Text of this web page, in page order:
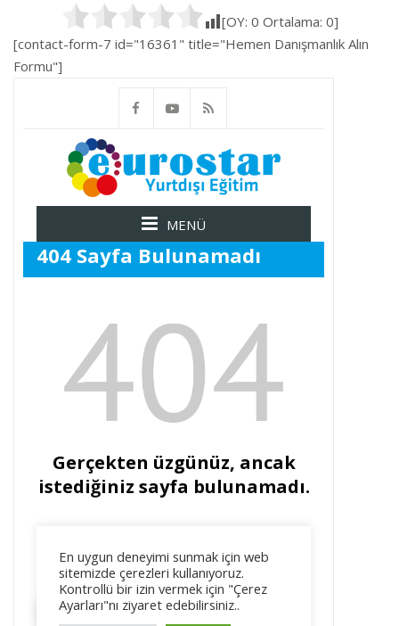
[OY: 0 Ortalama: 0]
[contact-form-7 id="16361" title="Hemen Danışmanlık Alın
Formu"]